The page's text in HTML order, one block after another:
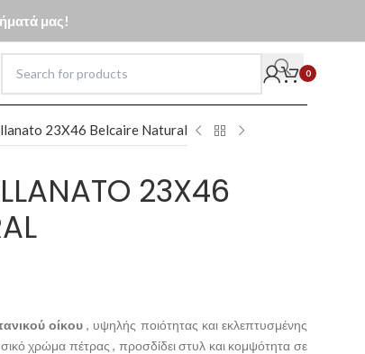
μας!
0
23X46 Belcaire Natural
23X46
οίκου, υψηλής ποιότητας και εκλεπτυσμένης
χρώμα πέτρας , προσδίδει στυλ και κομψότητα σε